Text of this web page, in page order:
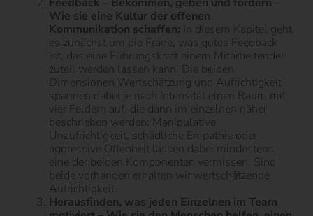
Feedback – Bekommen, geben und fördern –
Wie sie eine Kultur der offenen
Kommunikation schaffen:
In diesem Kapitel geht
es zunächst um die Frage, was gutes Feedback
ist, das eine Führungskraft einem Mitarbeitenden
zuteil werden lassen kann. Die beiden
Dimensionen Wertschätzung und Aufrichtigkeit
spannen dabei je nach Intensität einen Raum mit
vier Feldern auf, die dann im einzelnen näher
beschrieben werden: Manipulative
Unaufrichtigkeit, schädliche Empathie oder
aggressive Offenheit lassen dabei mindestens
eine der beiden Komponenten vermissen. Sind
beide vorhanden erhalten wir wertschätzende
Aufrichtigkeit.
Herausfinden, was jeden Einzelnen im Team